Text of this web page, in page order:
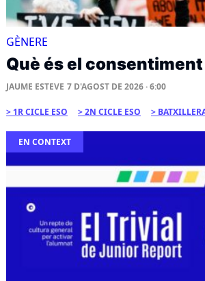
GÈNERE
Què és el
JAUME ESTEVE 7 D'AGOST DE 2026 · 6:00
1R CICLE ESO 2N CICLE ESO
EN CONTEXT